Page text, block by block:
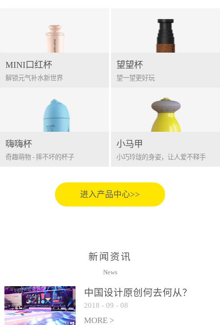
MINI口红杯
解锁元气补水新世界
望望杯
望一望更好玩
嗨嗨杯
奇趣萌物 - 摔不坏的杯子
小马甲
小巧玲珑的身姿，让人爱不释手
进入产品中心>>
新闻资讯
News
中国设计原创何去何从？
2018 - 09 - 08
MORE >